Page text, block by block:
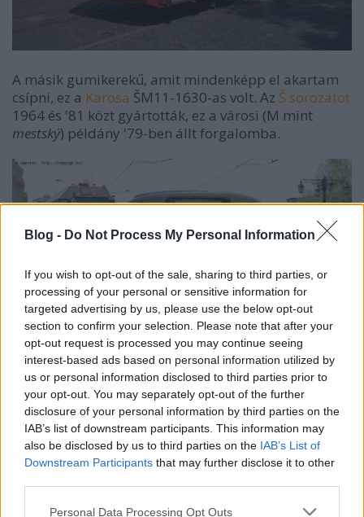
Blog - Do Not Process My Personal Information
If you wish to opt-out of the sale, sharing to third parties, or
processing of your personal or sensitive information for
targeted advertising by us, please use the below opt-out
section to confirm your selection. Please note that after your
opt-out request is processed you may continue seeing
interest-based ads based on personal information utilized by
us or personal information disclosed to third parties prior to
your opt-out. You may separately opt-out of the further
disclosure of your personal information by third parties on the
IAB’s list of downstream participants. This information may
also be disclosed by us to third parties on the IAB’s List of
Downstream Participants that may further disclose it to other
Please note that this website/app uses one or more Google
Personal Data Processing Opt Outs
A másik gumikerekű, amit mindenképp el akartam
csípni, ez a Karosa ŠM11-1630-as volt. Az Š sorozatot
1964 és '81 közt gyártották, ez a városi (M mint
mestský) példány '79-ben állt forgalomba.
Kocka-Karosávalannak idején utaztam
Csehszlovákiában, de ez a régebbi, gömbölyű verzió